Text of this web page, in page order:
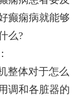
癫痫病就能够
么?
整体对于怎么
调和各脏器的